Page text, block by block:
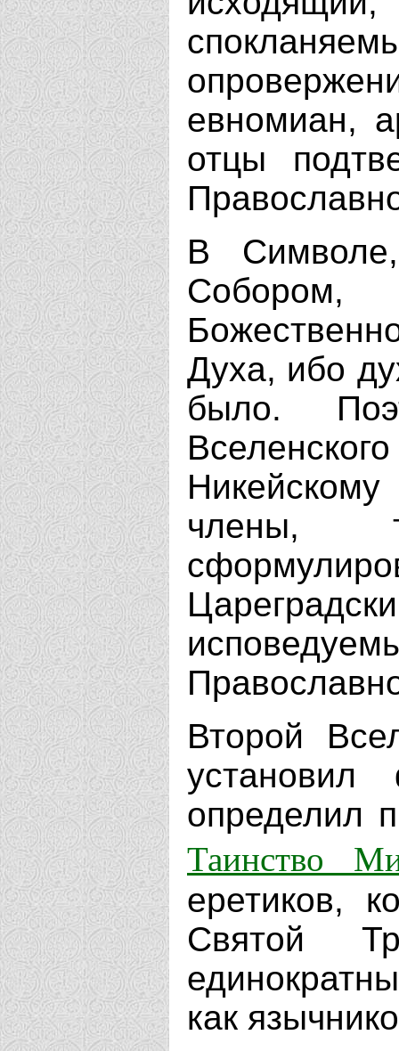
евномиан,
отцы
В
Духа, ибо
было.
члены,
Второй
определил
Таинство
еретиков,
Святой
как